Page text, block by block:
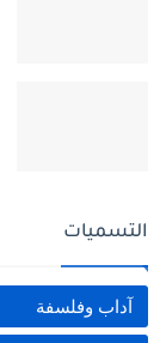
التسميات
آداب وفلسفة